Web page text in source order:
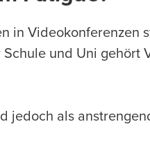
in Videokonferenzen
und Uni gehört
jedoch als